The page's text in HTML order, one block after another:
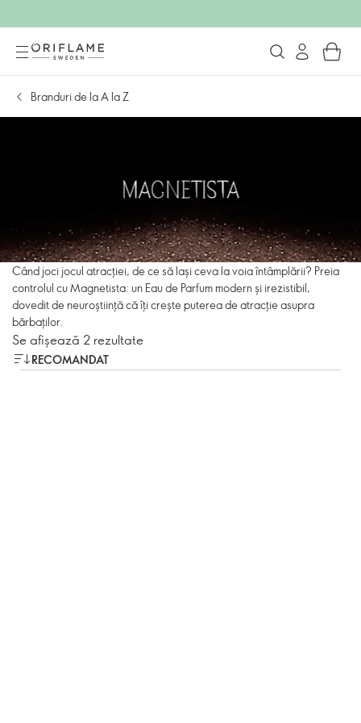
Branduri de la A la Z
Când joci jocul atracției, de ce să lași ceva la voia întâmplării? Preia
controlul cu Magnetista: un Eau de Parfum modern și irezistibil,
dovedit de neuroștiință că îți crește puterea de atracție asupra
bărbaților.
Se afișează 2 rezultate
RECOMANDAT